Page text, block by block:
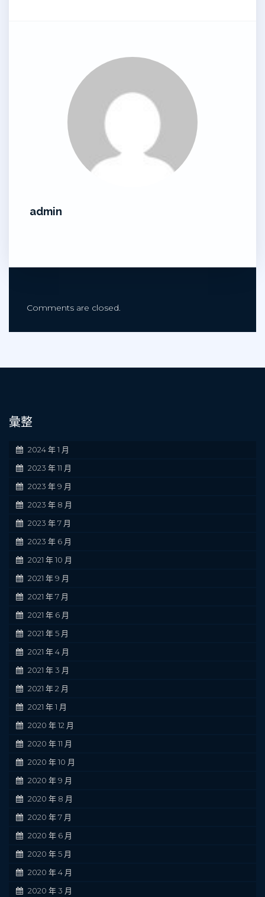
admin
Comments are closed.
彙整
2024 年 1 月
2023 年 11 月
2023 年 9 月
2023 年 8 月
2023 年 7 月
2023 年 6 月
2021 年 10 月
2021 年 9 月
2021 年 7 月
2021 年 6 月
2021 年 5 月
2021 年 4 月
2021 年 3 月
2021 年 2 月
2021 年 1 月
2020 年 12 月
2020 年 11 月
2020 年 10 月
2020 年 9 月
2020 年 8 月
2020 年 7 月
2020 年 6 月
2020 年 5 月
2020 年 4 月
2020 年 3 月